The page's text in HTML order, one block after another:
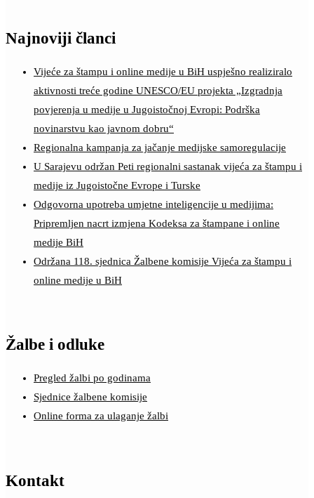
Najnoviji članci
Vijeće za štampu i online medije u BiH uspješno realiziralo
aktivnosti treće godine UNESCO/EU projekta „Izgradnja
povjerenja u medije u Jugoistočnoj Evropi: Podrška
novinarstvu kao javnom dobru“
Regionalna kampanja za jačanje medijske samoregulacije
U Sarajevu održan Peti regionalni sastanak vijeća za štampu i
medije iz Jugoistočne Evrope i Turske
Odgovorna upotreba umjetne inteligencije u medijima:
Pripremljen nacrt izmjena Kodeksa za štampane i online
medije BiH
Održana 118. sjednica Žalbene komisije Vijeća za štampu i
online medije u BiH
Žalbe i odluke
Pregled žalbi po godinama
Sjednice žalbene komisije
Online forma za ulaganje žalbi
Kontakt